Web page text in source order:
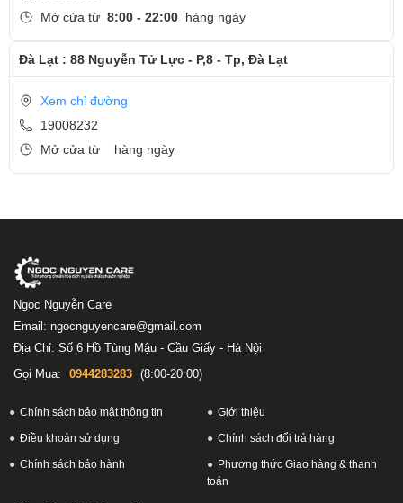
Mở cửa từ 8:00 - 22:00 hàng ngày
Đà Lạt : 88 Nguyễn Tử Lực - P,8 - Tp, Đà Lạt
Xem chỉ đường
19008232
Mở cửa từ
hàng ngày
Ngọc Nguyễn Care
Email: ngocnguyencare@gmail.com
Địa Chỉ: Số 6 Hồ Tùng Mậu - Cầu Giấy - Hà Nội
Gọi Mua:
0944283283 (8:00-20:00)
Chính sách bảo mật thông tin Giới thiệu
Điều khoản sử dụng Chính sách đổi trả hàng
Chính sách bảo hành
Phương thức Giao hàng & thanh
toán